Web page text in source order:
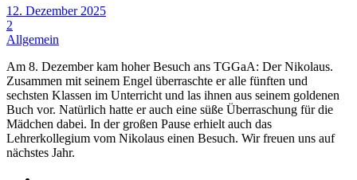
12. Dezember 2025
2
Allgemein
Am 8. Dezember kam hoher Besuch ans TGGaA: Der Nikolaus.
Zusammen mit seinem Engel überraschte er alle fünften und
sechsten Klassen im Unterricht und las ihnen aus seinem goldenen
Buch vor. Natürlich hatte er auch eine süße Überraschung für die
Mädchen dabei. In der großen Pause erhielt auch das
Lehrerkollegium vom Nikolaus einen Besuch. Wir freuen uns auf
nächstes Jahr.